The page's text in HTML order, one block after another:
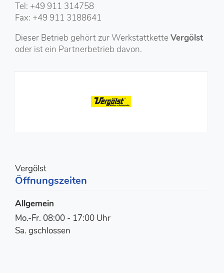
Tel: +49 911 314758
Fax: +49 911 3188641
Dieser Betrieb gehört zur Werkstattkette Vergölst
oder ist ein Partnerbetrieb davon.
Vergölst
Öffnungszeiten
Allgemein
Mo.-Fr. 08:00 - 17:00 Uhr
Sa. gschlossen